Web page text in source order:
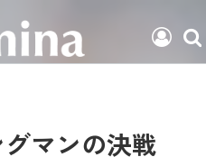
マンの決戦